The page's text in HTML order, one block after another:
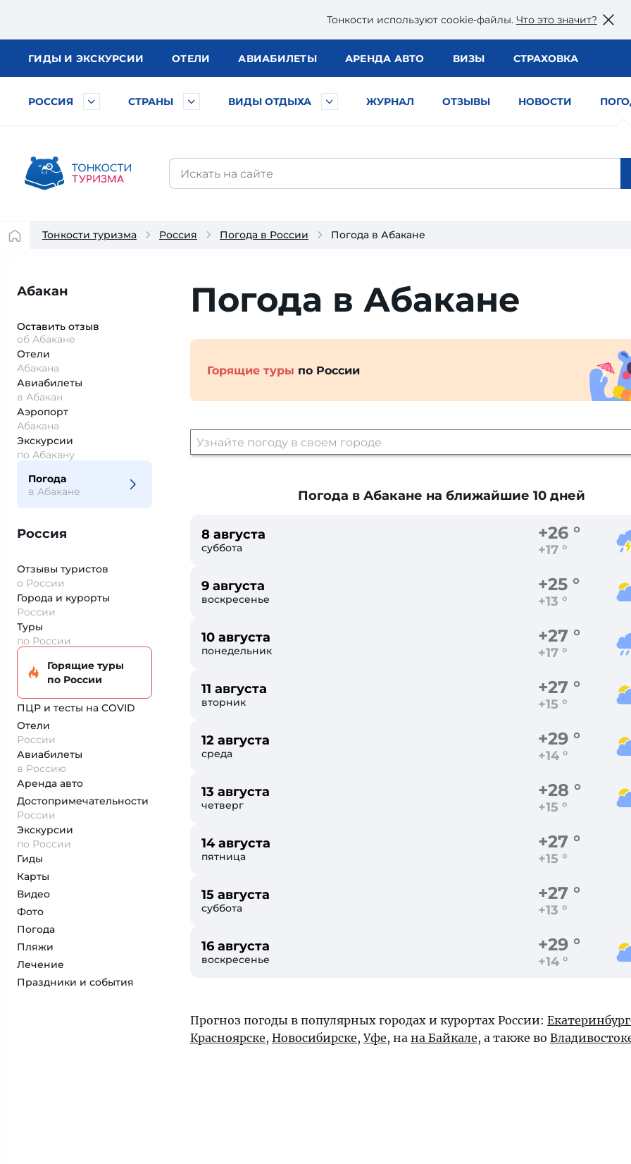
Тонкости используют сookie-файлы. Что это значит?
ГИДЫ И ЭКСКУРСИИ ОТЕЛИ АВИАБИЛЕТЫ АРЕНДА АВТО ВИЗЫ СТРАХОВКА
РОССИЯ СТРАНЫ ВИДЫ ОТДЫХА ЖУРНАЛ ОТЗЫВЫ НОВОСТИ
Тонкости туризма Россия Погода в России Погода в Абакане
Абакан
Оставить отзыв
об Абакане
Отели
Абакана
Авиабилеты
в Абакан
Аэропорт
Абакана
Экскурсии
по Абакану
Погода
в Абакане
Россия
Отзывы туристов
о России
Города и курорты
России
Туры
по России
Горящие туры
по России
ПЦР и тесты на COVID
Отели
России
Авиабилеты
в Россию
Аренда авто
Достопримеча­тельности
России
Экскурсии
по России
Гиды
Карты
Видео
Фото
Погода
Пляжи
Лечение
Праздники и события
Погода в Абакане
Горящие туры по России
Погода в Абакане на ближайшие 10 дней
8 августа
суббота
+26 °
+17 °
9 августа
воскресенье
+25 °
+13 °
10 августа
понедельник
+27 °
+17 °
11 августа
вторник
+27 °
+15 °
12 августа
среда
+29 °
+14 °
13 августа
четверг
+28 °
+15 °
14 августа
пятница
+27 °
+15 °
15 августа
суббота
+27 °
+13 °
16 августа
воскресенье
+29 °
+14 °
Прогноз погоды в популярных городах и курортах России:
Красноярске, Новосибирске, Уфе, на на Байкале, а также во